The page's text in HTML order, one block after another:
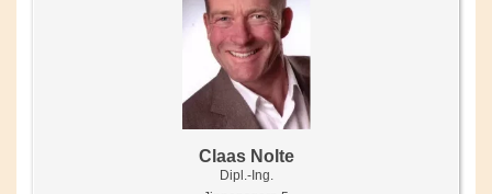
Claas Nolte
Dipl.-Ing.